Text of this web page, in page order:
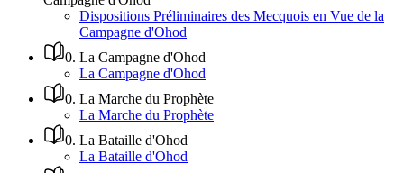
Dispositions Préliminaires des Mecquois en Vue de la
Campagne d'Ohod
0. La Campagne d'Ohod
La Campagne d'Ohod
0. La Marche du Prophète
La Marche du Prophète
0. La Bataille d'Ohod
La Bataille d'Ohod